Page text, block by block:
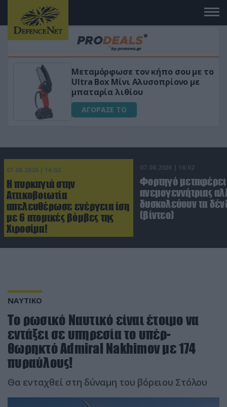
«Μαγική» φόρμουλα τριβόλι + VIP
για αύξηση της λίμπιντο
ΑΓΟΡΑΣΕ ΤΟ
07.08.2026 | 16:02
Η πυρκαγιά στην
Αττικοβοιωτία
απελευθέρωσε ενέργεια ίση
με 6 ατομικές βόμβες της
Χιροσίμα!
07.08.2026 | 16:02
Φορτηγό μεταφέρει
ανεμογεννήτριας
δυσκολεύουν τα
(βίντεο)
ΝΑΥΤΙΚΟ
Το ρωσικό Ναυτικό είναι έτοιμο να
εντάξει σε υπηρεσία το υπέρ-
θωρηκτό Admiral Nakhimov με 174
πυραύλους!
Θα ενταχθεί στη δύναμη του βόρειου Στόλου